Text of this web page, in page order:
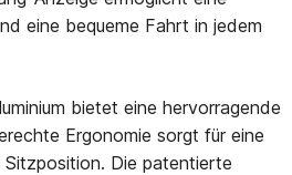
eine bequeme Fahrt in jedem
bietet eine hervorragende
Ergonomie sorgt für eine
Die patentierte